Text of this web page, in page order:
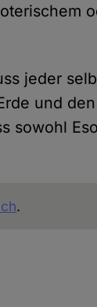
jeder
und
sowohl
.